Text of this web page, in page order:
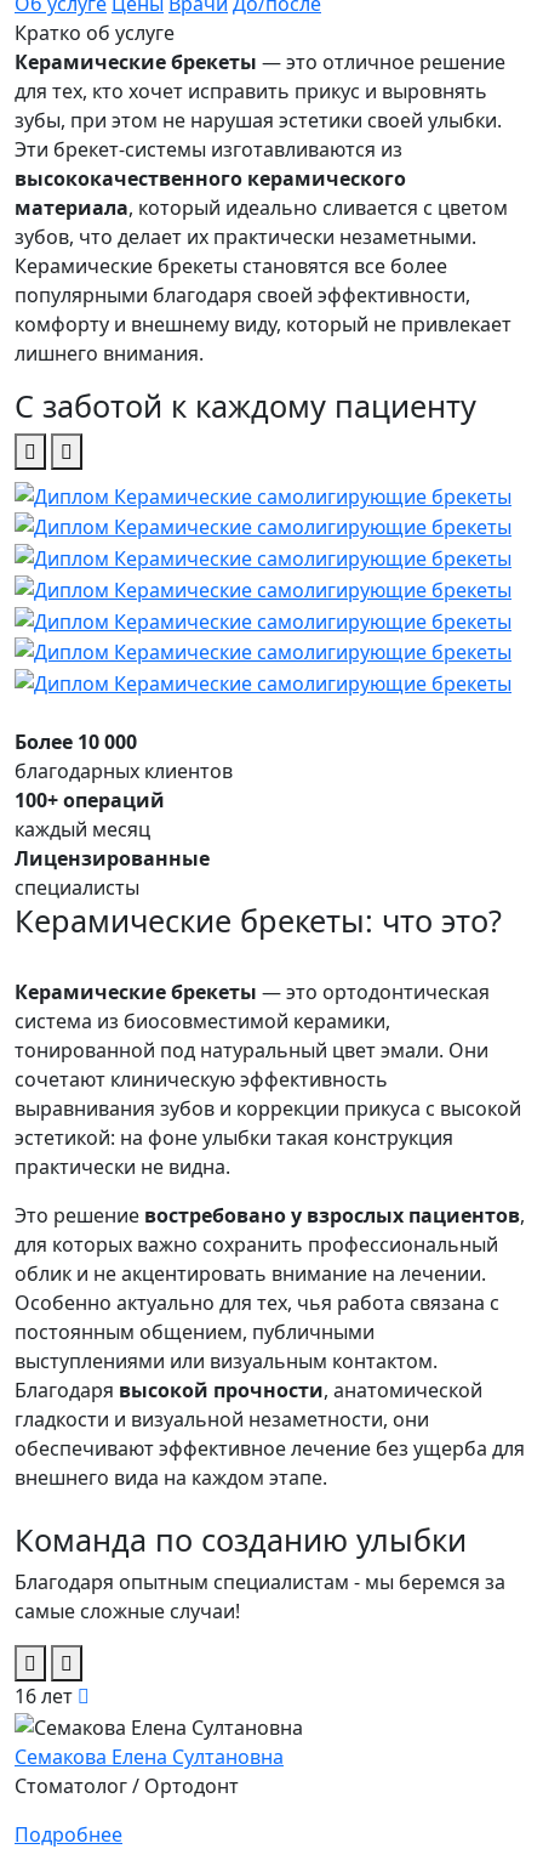
Кратко об услуге
Керамические брекеты — это отличное решение
для тех, кто хочет исправить прикус и выровнять
зубы, при этом не нарушая эстетики своей улыбки.
Эти брекет-системы изготавливаются из
высококачественного керамического
материала, который идеально сливается с цветом
зубов, что делает их практически незаметными.
Керамические брекеты становятся все более
популярными благодаря своей эффективности,
комфорту и внешнему виду, который не привлекает
лишнего внимания.
С заботой к каждому пациенту
Более 10 000
благодарных клиентов
100+ операций
каждый месяц
Лицензированные
специалисты
Керамические брекеты: что это?
Керамические брекеты — это ортодонтическая
система из биосовместимой керамики,
тонированной под натуральный цвет эмали. Они
сочетают клиническую эффективность
выравнивания зубов и коррекции прикуса с высокой
эстетикой: на фоне улыбки такая конструкция
практически не видна.
Это решение востребовано у взрослых пациентов,
для которых важно сохранить профессиональный
облик и не акцентировать внимание на лечении.
Особенно актуально для тех, чья работа связана с
постоянным общением, публичными
выступлениями или визуальным контактом.
Благодаря высокой прочности, анатомической
гладкости и визуальной незаметности, они
обеспечивают эффективное лечение без ущерба для
внешнего вида на каждом этапе.
Команда по созданию улыбки
Благодаря опытным специалистам - мы беремся за
самые сложные случаи!
16 лет
Семакова Елена Султановна
Стоматолог / Ортодонт
Подробнее